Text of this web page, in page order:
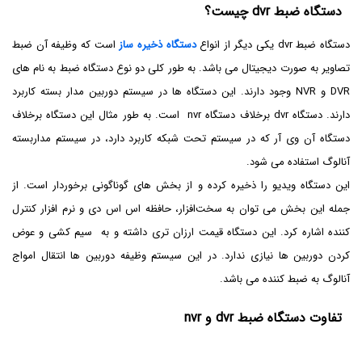
دستگاه ضبط dvr چیست؟
دستگاه ضبط dvr یکی دیگر از انواع دستگاه ذخیره ساز است که وظیفه آن ضبط
تصاویر به صورت دیجیتال می باشد. به طور کلی دو نوع دستگاه ضبط به نام های
DVR و NVR وجود دارند. این دستگاه ها در سیستم دوربین مدار بسته کاربرد
دارند. دستگاه dvr برخلاف دستگاه nvr است. به طور مثال این دستگاه برخلاف
دستگاه آن وی آر که در سیستم تحت شبکه کاربرد دارد، در سیستم مداربسته
آنالوگ استفاده می شود.
این دستگاه ویدیو را ذخیره کرده و از بخش های گوناگونی برخوردار است. از
جمله این بخش می‌ توان به سخت‌افزار، حافظه اس اس دی و نرم افزار کنترل
کننده اشاره کرد. این دستگاه قیمت ارزان تری داشته و به سیم کشی و عوض
کردن دوربین ها نیازی ندارد. در این سیستم وظیفه دوربین ها انتقال امواج
آنالوگ به ضبط کننده می باشد.
تفاوت دستگاه ضبط dvr و nvr